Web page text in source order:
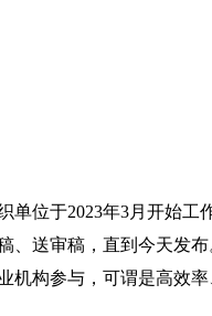
单位于2023年3月开始工
、送审稿，直到今天发
机构参与，可谓是高效